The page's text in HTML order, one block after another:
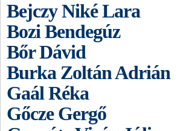
Bejczy Niké Lara
Bozi Bendegúz
Bőr Dávid
Burka Zoltán Adrián
Gaál Réka
Gőcze Gergő